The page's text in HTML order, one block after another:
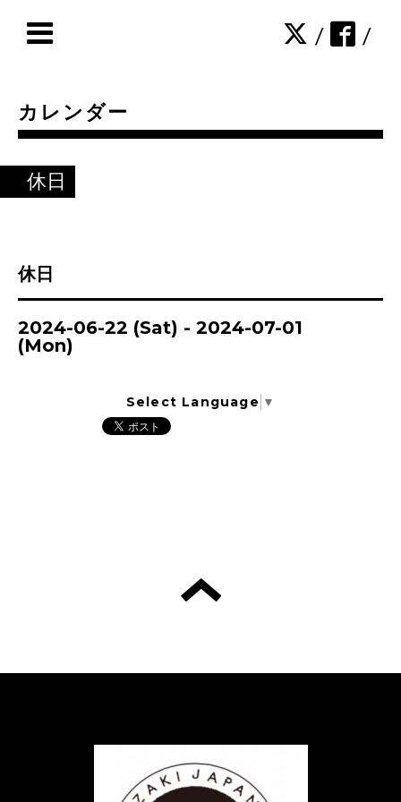
/ /
カレンダー
休日
休日
2024-06-22 (Sat) - 2024-07-01
(Mon)
Select Language ▼